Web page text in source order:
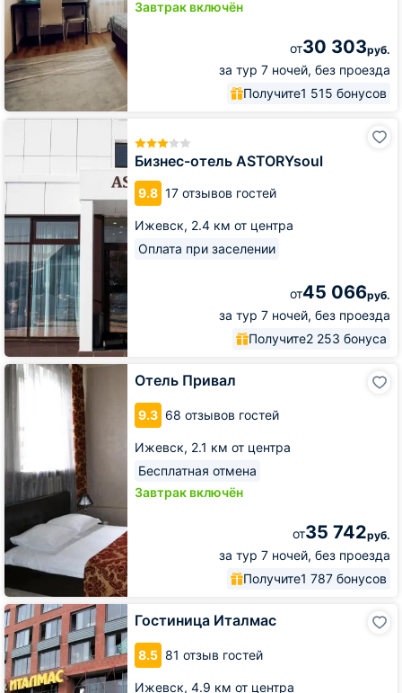
Завтрак включён
от30 303руб.
за тур 7 ночей, без проезда
Получите1 515 бонусов
Бизнес-отель ASTORYsoul
9.8 17 отзывов гостей
Ижевск, 2.4 км от центра
Оплата при заселении
от45 066руб.
за тур 7 ночей, без проезда
Получите2 253 бонуса
ASTORYsoul
Отель Привал
9.3 68 отзывов гостей
Ижевск, 2.1 км от центра
Бесплатная отмена
Завтрак включён
от35 742руб.
за тур 7 ночей, без проезда
Получите1 787 бонусов
Отель
Привал
Гостиница Италмас
8.5 81 отзыв гостей
Ижевск, 4.9 км от центра
Гостиница
Италмас